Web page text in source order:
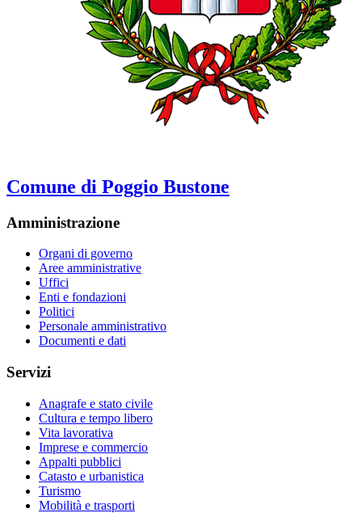
Comune di Poggio Bustone
Amministrazione
Organi di governo
Aree amministrative
Uffici
Enti e fondazioni
Politici
Personale amministrativo
Documenti e dati
Servizi
Anagrafe e stato civile
Cultura e tempo libero
Vita lavorativa
Imprese e commercio
Appalti pubblici
Catasto e urbanistica
Turismo
Mobilità e trasporti